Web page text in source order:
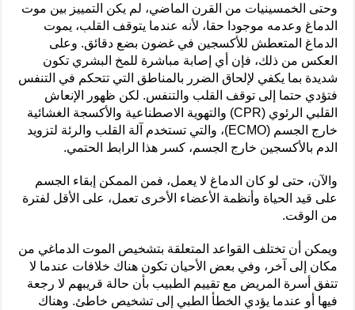
وحتى الخمسينيات من القرن الماضي، لم يكن التمييز بين موت
الدماغ وعدمه موجودا حقا، لأنه عندما يتوقف القلب، يموت
الدماغ المتعطش للأكسجين في غضون بضع دقائق. وعلى
العكس من ذلك، فإن أي إصابة مباشرة للمخ البشري تكون
شديدة بما يكفي لإلحاق الضرر بالمناطق التي تتحكم في التنفس
فتؤدي حتما إلى توقف القلب والتنفس. لكن ظهور الإنعاش
القلبي الرئوي (CPR) والتهوية الاصطناعية والأكسجة الغشائية
خارج الجسم (ECMO)، والتي تستخدم آلة القلب والرئة لتزويد
الدم بالأكسجين خارج الجسم، كسر هذا الرابط الحتمي.
والآن، حتى لو كان الدماغ لا يعمل، فمن الممكن إبقاء الجسم
على قيد الحياة وأنظمة الأعضاء الأخرى تعمل، على الأقل لفترة
من الوقت.
ويمكن أن تختلف القواعد المتعلقة بتشخيص الموت الدماغي من
مكان إلى آخر، وفي بعض الأحيان تكون هناك خلافات عندما لا
تتفق أسرة المريض مع تقييم الطبيب بأن حالة قريبهم لا رجعة
فيها أو عندما يؤدي الخطأ الطبي إلى تشخيص خاطئ. وهناك